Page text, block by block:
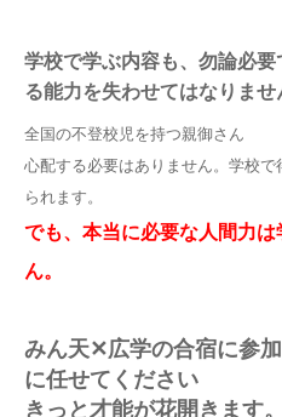
学校で学ぶ内容も、勿論必
る能力を失わせてはなりませ
全国の不登校児を持つ親御さん
心配する必要はありません。学校
られます。
でも、本当に必要な人間力
ん。
みん天✕広学の合宿に参
に任せてください
きっと才能が花開きます。